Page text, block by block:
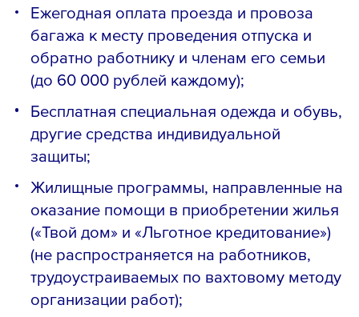
Ежегодная оплата проезда и провоза
багажа к месту проведения отпуска и
обратно работнику и членам его семьи
(до 60 000 рублей каждому);
Бесплатная специальная одежда и обувь,
другие средства индивидуальной
защиты;
Жилищные программы, направленные на
оказание помощи в приобретении жилья
(«Твой дом» и «Льготное кредитование»)
(не распространяется на работников,
трудоустраиваемых по вахтовому методу
организации работ);